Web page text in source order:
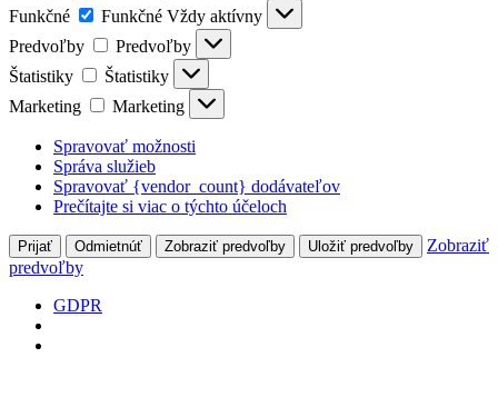
Funkčné
Funkčné Vždy aktívny
Predvoľby
Predvoľby
Štatistiky
Štatistiky
Marketing
Marketing
Spravovať možnosti
Správa služieb
Spravovať {vendor_count} dodávateľov
Prečítajte si viac o týchto účeloch
Prijať Odmietnúť Zobraziť predvoľby Uložiť predvoľby
Zobraziť
predvoľby
GDPR